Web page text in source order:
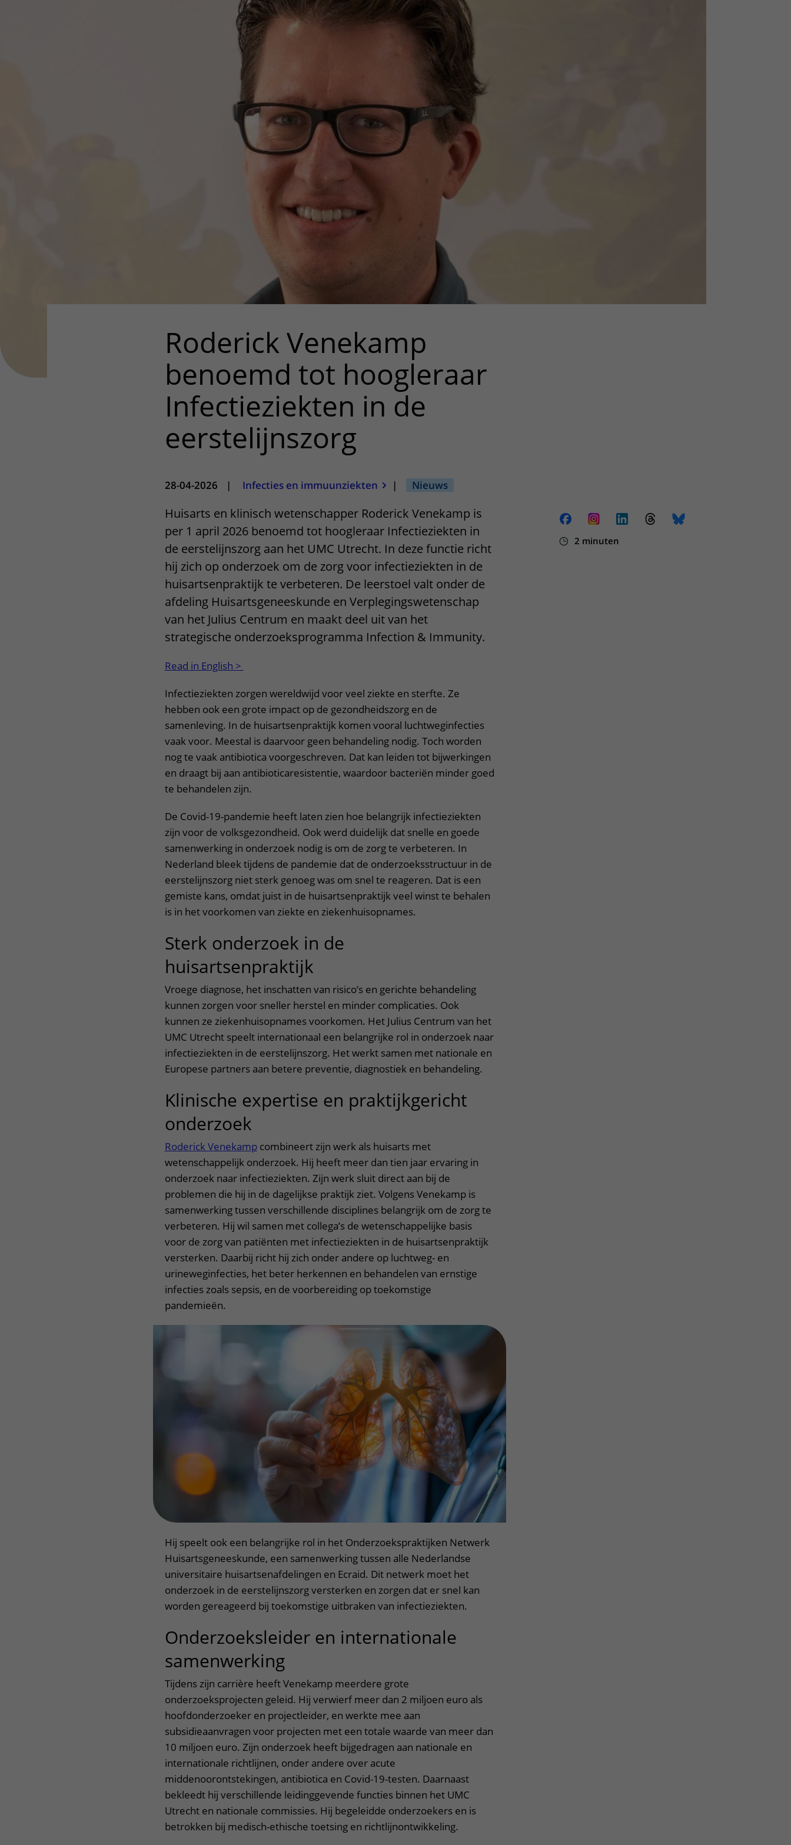
Betere zorg door onderzoek
Roderick Venekamp
benoemd tot hoogleraar
Infectieziekten in de
eerstelijnszorg
28-04-2026 | Infecties en immuunziekten | Nieuws
2 minuten
Huisarts en klinisch wetenschapper Roderick Venekamp is
per 1 april 2026 benoemd tot hoogleraar Infectieziekten in
de eerstelijnszorg aan het UMC Utrecht. In deze functie richt
hij zich op onderzoek om de zorg voor infectieziekten in de
huisartsenpraktijk te verbeteren. De leerstoel valt onder de
afdeling Huisartsgeneeskunde en Verplegingswetenschap
van het Julius Centrum en maakt deel uit van het
strategische onderzoeksprogramma Infection & Immunity.
Read in English >
Infectieziekten zorgen wereldwijd voor veel ziekte en sterfte. Ze
hebben ook een grote impact op de gezondheidszorg en de
samenleving. In de huisartsenpraktijk komen vooral luchtweginfecties
vaak voor. Meestal is daarvoor geen behandeling nodig. Toch worden
nog te vaak antibiotica voorgeschreven. Dat kan leiden tot bijwerkingen
en draagt bij aan antibioticaresistentie, waardoor bacteriën minder goed
te behandelen zijn.
De Covid-19-pandemie heeft laten zien hoe belangrijk infectieziekten
zijn voor de volksgezondheid. Ook werd duidelijk dat snelle en goede
samenwerking in onderzoek nodig is om de zorg te verbeteren. In
Nederland bleek tijdens de pandemie dat de onderzoeksstructuur in de
eerstelijnszorg niet sterk genoeg was om snel te reageren. Dat is een
gemiste kans, omdat juist in de huisartsenpraktijk veel winst te behalen
is in het voorkomen van ziekte en ziekenhuisopnames.
Sterk onderzoek in de
huisartsenpraktijk
Vroege diagnose, het inschatten van risico’s en gerichte behandeling
kunnen zorgen voor sneller herstel en minder complicaties. Ook
kunnen ze ziekenhuisopnames voorkomen. Het Julius Centrum van het
UMC Utrecht speelt internationaal een belangrijke rol in onderzoek naar
infectieziekten in de eerstelijnszorg. Het werkt samen met nationale en
Europese partners aan betere preventie, diagnostiek en behandeling.
Klinische expertise en praktijkgericht
onderzoek
Roderick Venekampcombineert zijn werk als huisarts met
wetenschappelijk onderzoek. Hij heeft meer dan tien jaar ervaring in
onderzoek naar infectieziekten. Zijn werk sluit direct aan bij de
problemen die hij in de dagelijkse praktijk ziet. Volgens Venekamp is
samenwerking tussen verschillende disciplines belangrijk om de zorg te
verbeteren. Hij wil samen met collega’s de wetenschappelijke basis
voor de zorg van patiënten met infectieziekten in de huisartsenpraktijk
versterken. Daarbij richt hij zich onder andere op luchtweg- en
urineweginfecties, het beter herkennen en behandelen van ernstige
infecties zoals sepsis, en de voorbereiding op toekomstige
pandemieën.
Hij speelt ook een belangrijke rol in het Onderzoekspraktijken Netwerk
Huisartsgeneeskunde, een samenwerking tussen alle Nederlandse
universitaire huisartsenafdelingen en Ecraid. Dit netwerk moet het
onderzoek in de eerstelijnszorg versterken en zorgen dat er snel kan
worden gereageerd bij toekomstige uitbraken van infectieziekten.
Onderzoeksleider en internationale
samenwerking
Tijdens zijn carrière heeft Venekamp meerdere grote
onderzoeksprojecten geleid. Hij verwierf meer dan 2 miljoen euro als
hoofdonderzoeker en projectleider, en werkte mee aan
subsidieaanvragen voor projecten met een totale waarde van meer dan
10 miljoen euro. Zijn onderzoek heeft bijgedragen aan nationale en
internationale richtlijnen, onder andere over acute
middenoorontstekingen, antibiotica en Covid-19-testen. Daarnaast
bekleedt hij verschillende leidinggevende functies binnen het UMC
Utrecht en nationale commissies. Hij begeleidde onderzoekers en is
betrokken bij medisch-ethische toetsing en richtlijnontwikkeling.